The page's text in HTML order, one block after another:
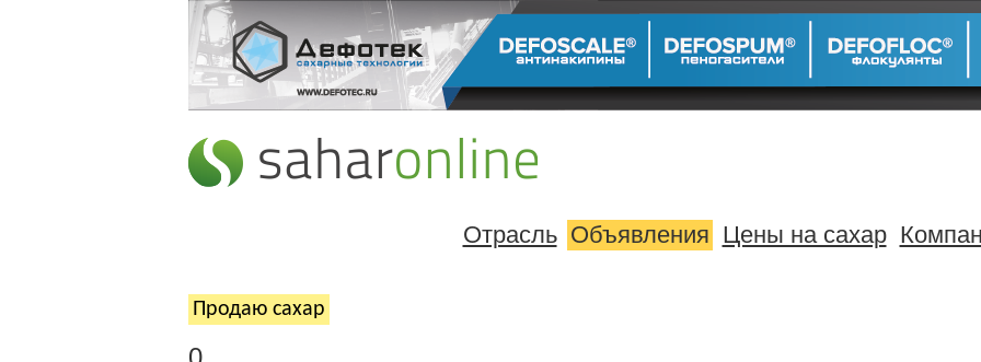
Отрасль Объявления Цены на сахар
Продаю cахар